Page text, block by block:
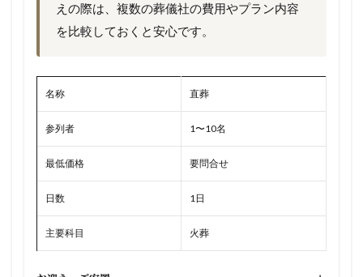
えの際は、複数の葬儀社の費用やプラン内容
を比較しておくと安心です。
名称 直葬
参列者 1〜10名
最低価格 要問合せ
日数 1日
主要科目 火葬